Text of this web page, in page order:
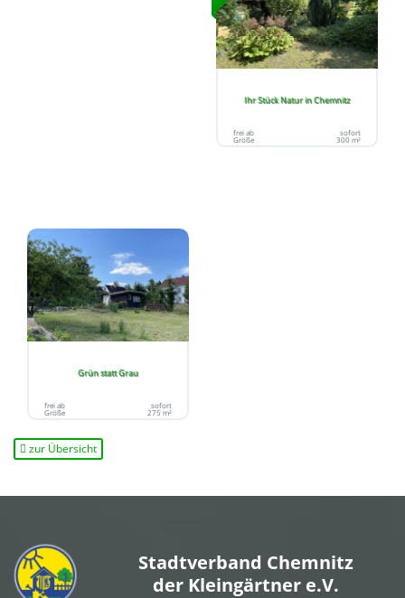
Ihr Stück Natur in Chemnitz
frei ab sofort
Größe 300 m²
Grün statt Grau
frei ab sofort
Größe 275 m²
zur Übersicht
Stadtverband Chemnitz
der Kleingärtner e.V.